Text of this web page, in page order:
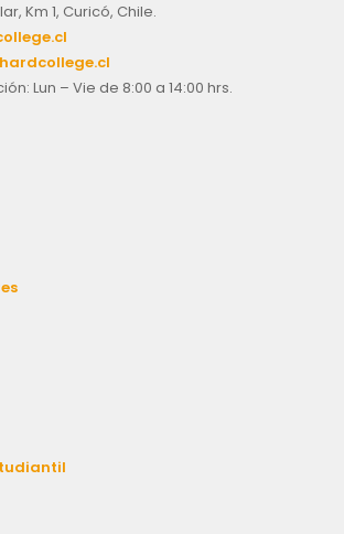
Km 1, Curicó, Chile.
Lun – Vie de 8:00 a 14:00 hrs.